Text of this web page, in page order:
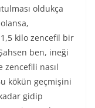
oldukça
kilo zencefil bir
ben, ineği
zencefili nasıl
kökün geçmişini
gidip